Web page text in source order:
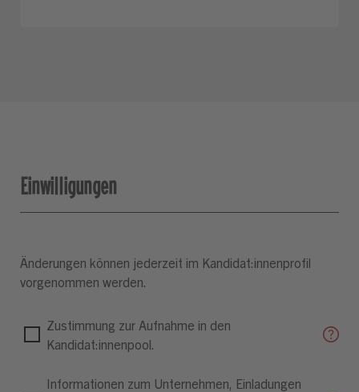
Einwilligungen
Änderungen können jederzeit im Kandidat:innenprofil
vorgenommen werden.
Zustimmung zur Aufnahme in den
Kandidat:innenpool.
Informationen zum Unternehmen, Einladungen